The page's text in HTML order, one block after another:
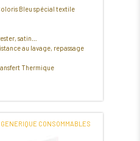
Bleu spécial textile
satin…
au lavage, repassage
Thermique
GENERIQUE CONSOMMABLES